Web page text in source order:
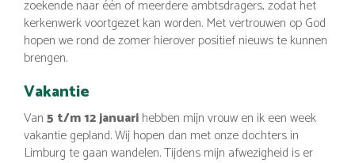
zoekende naar één of meerdere ambtsdragers, zodat het
kerkenwerk voortgezet kan worden. Met vertrouwen op God
hopen we rond de zomer hierover positief nieuws te kunnen
brengen.
Vakantie
Van5 t/m 12 januarihebben mijn vrouw en ik een week
vakantie gepland. Wij hopen dan met onze dochters in
Limburg te gaan wandelen. Tijdens mijn afwezigheid is er